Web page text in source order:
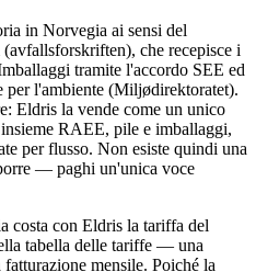
in Norvegia ai sensi del
che recepisce i
tramite l'accordo SEE ed
l'ambiente (Miljødirektoratet).
Eldris la vende come un unico
RAEE, pile e imballaggi,
per flusso. Non esiste quindi una
— paghi un'unica voce
costa con Eldris la tariffa del
tabella delle tariffe — una
mensile. Poiché la